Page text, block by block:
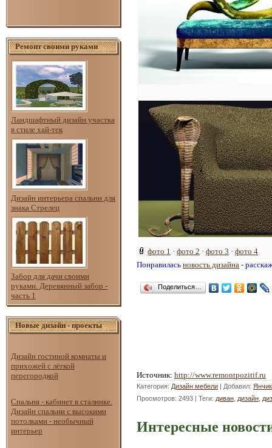
Ремонт своими руками
Ландшафтный дизайн участка
в стиле хай-тек
Дизайн интерьера спальни для
знака Стрелец
Забор для дачи своими
руками. Деревянный забор -
часть 1
Новые дизайн - проекты
Дизайн гостиной комнаты и
прихожей с лёгкой
перегородкой
Спальня - кабинет в сталинке.
Дизайн спальни с высокими
потолками - необычный
интерьер
фото 1 · фото 2 · фото 3 · фото 4
Понравилась новость дизайна -
Поделиться…
Источник: http://www.remontpozitif.ru
Категория: Дизайн мебели | Добавил: Янчик
Просмотров: 2493 | Теги: диван дизайн
Интересные